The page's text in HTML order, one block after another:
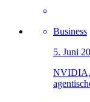
Business
5. Juni
NVIDIA,